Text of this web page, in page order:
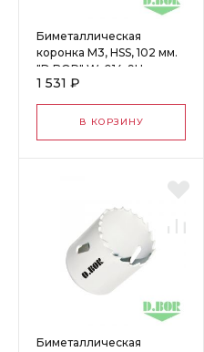
Биметаллическая
коронка М3, HSS, 102 мм.
"D.BOR" W-014-9H-
4010205D
1 531 ₽
В КОРЗИНУ
Биметаллическая